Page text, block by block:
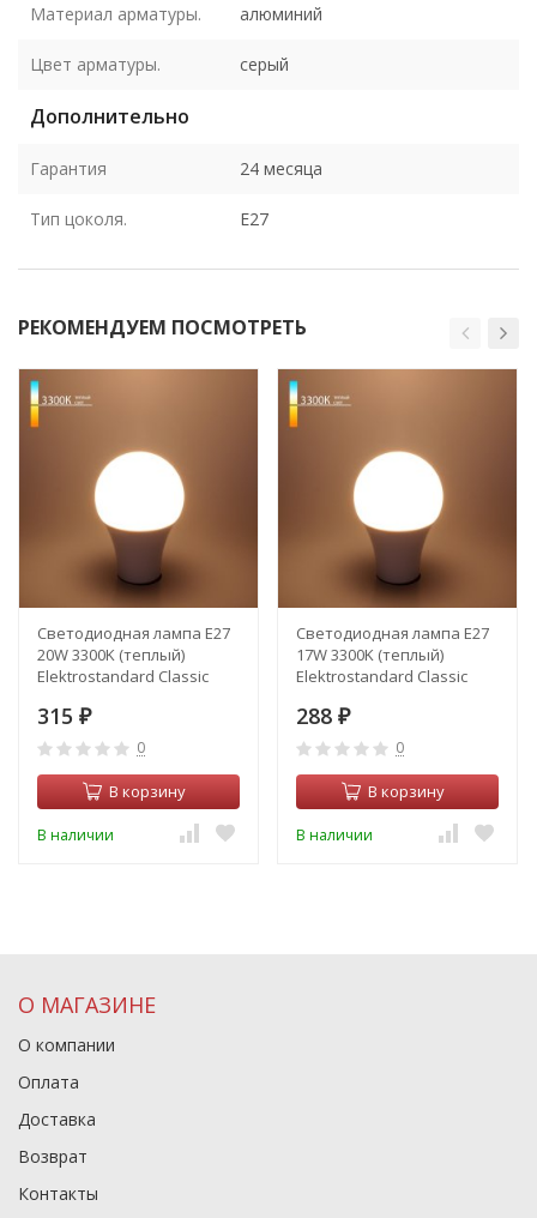
Материал арматуры. алюминий
Цвет арматуры. серый
Дополнительно
Гарантия 24 месяца
Тип цоколя. E27
РЕКОМЕНДУЕМ ПОСМОТРЕТЬ
Светодиодная лампа E27
20W 3300K (теплый)
Elektrostandard Classic
315 ₽
0
В корзину
В наличии
Светодиодная лампа E27
17W 3300K (теплый)
Elektrostandard Classic
288 ₽
0
В корзину
В наличии
О МАГАЗИНЕ
О компании
Оплата
Доставка
Возврат
Контакты